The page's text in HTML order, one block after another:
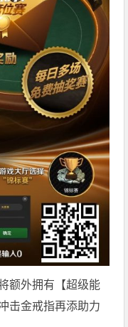
额外拥有【超级能
击金戒指再添助力